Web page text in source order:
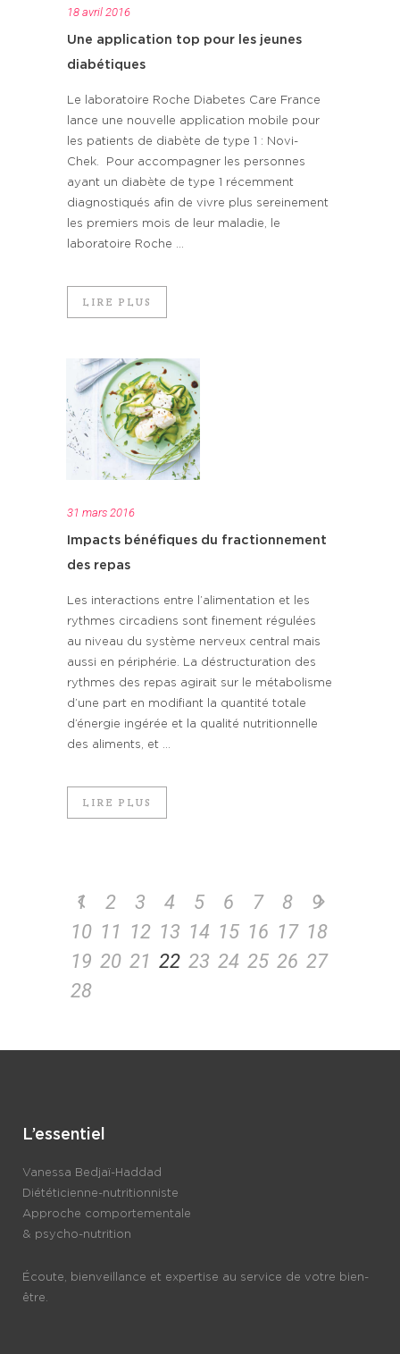
18 avril 2016
Une application top pour les jeunes
diabétiques
Le laboratoire Roche Diabetes Care France
lance une nouvelle application mobile pour
les patients de diabète de type 1 : Novi-
Chek. Pour accompagner les personnes
ayant un diabète de type 1 récemment
diagnostiqués afin de vivre plus sereinement
les premiers mois de leur maladie, le
laboratoire Roche ...
LIRE PLUS
31 mars 2016
Impacts bénéfiques du fractionnement
des repas
Les interactions entre l’alimentation et les
rythmes circadiens sont finement régulées
au niveau du système nerveux central mais
aussi en périphérie. La déstructuration des
rythmes des repas agirait sur le métabolisme
d’une part en modifiant la quantité totale
d’énergie ingérée et la qualité nutritionnelle
des aliments, et ...
LIRE PLUS
1 2 3 4 5 6 7 8
9
10 11 12 13 14 15 16 17 18
19 20 21 22 23 24 25 26 27
28
L’essentiel
Vanessa Bedjaï-Haddad
Diététicienne-nutritionniste
Approche comportementale
& psycho-nutrition
Écoute, bienveillance et expertise au service de votre bien-
être.